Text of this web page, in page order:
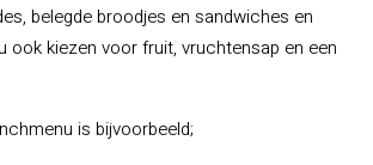
belegde broodjes en sandwiches en
ook kiezen voor fruit, vruchtensap en een
is bijvoorbeeld;